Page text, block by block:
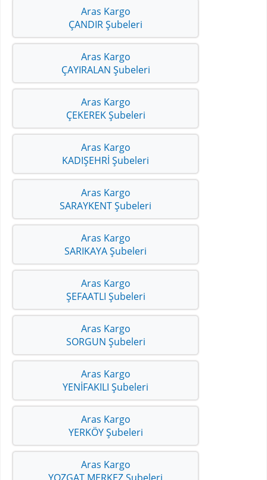
Aras Kargo
ÇANDIR Şubeleri
Aras Kargo
ÇAYIRALAN Şubeleri
Aras Kargo
ÇEKEREK Şubeleri
Aras Kargo
KADIŞEHRİ Şubeleri
Aras Kargo
SARAYKENT Şubeleri
Aras Kargo
SARIKAYA Şubeleri
Aras Kargo
ŞEFAATLI Şubeleri
Aras Kargo
SORGUN Şubeleri
Aras Kargo
YENİFAKILI Şubeleri
Aras Kargo
YERKÖY Şubeleri
Aras Kargo